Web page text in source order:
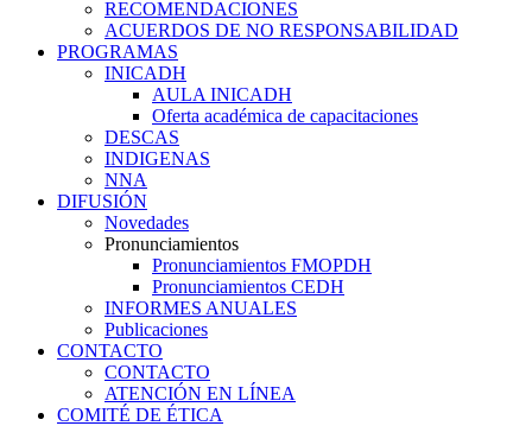
RECOMENDACIONES
ACUERDOS DE NO RESPONSABILIDAD
PROGRAMAS
INICADH
AULA INICADH
Oferta académica de capacitaciones
DESCAS
INDIGENAS
NNA
DIFUSIÓN
Novedades
Pronunciamientos
Pronunciamientos FMOPDH
Pronunciamientos CEDH
INFORMES ANUALES
Publicaciones
CONTACTO
CONTACTO
ATENCIÓN EN LÍNEA
COMITÉ DE ÉTICA